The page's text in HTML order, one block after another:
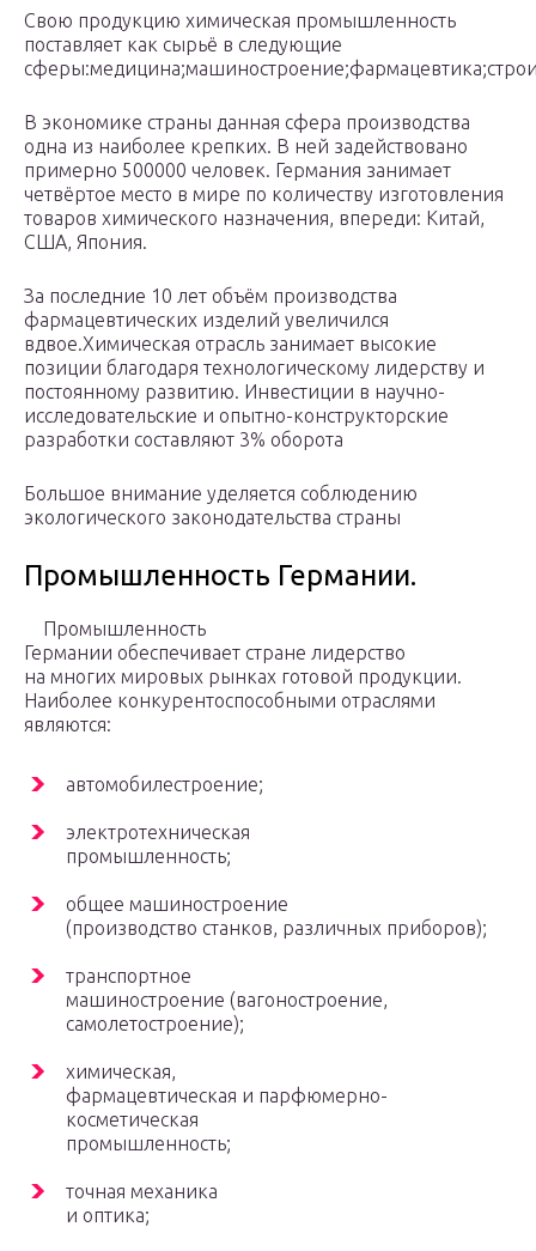
Свою продукцию химическая промышленность
поставляет как сырьё в следующие
В экономике страны данная сфера производства
одна из наиболее крепких. В ней задействовано
примерно 500000 человек. Германия занимает
четвёртое место в мире по количеству изготовления
товаров химического назначения, впереди: Китай,
США, Япония.
За последние 10 лет объём производства
фармацевтических изделий увеличился
вдвое.Химическая отрасль занимает высокие
позиции благодаря технологическому лидерству и
постоянному развитию. Инвестиции в научно-
исследовательские и опытно-конструкторские
разработки составляют 3% оборота
Большое внимание уделяется соблюдению
экологического законодательства страны
Промышленность Германии.
Промышленность
Германии обеспечивает стране лидерство
на многих мировых рынках готовой продукции.
Наиболее конкурентоспособными отраслями
являются:
автомобилестроение;
электротехническая
промышленность;
общее машиностроение
(производство станков, различных приборов);
транспортное
машиностроение (вагоностроение,
самолетостроение);
химическая,
фармацевтическая и парфюмерно-
косметическая
промышленность;
точная механика
и оптика;